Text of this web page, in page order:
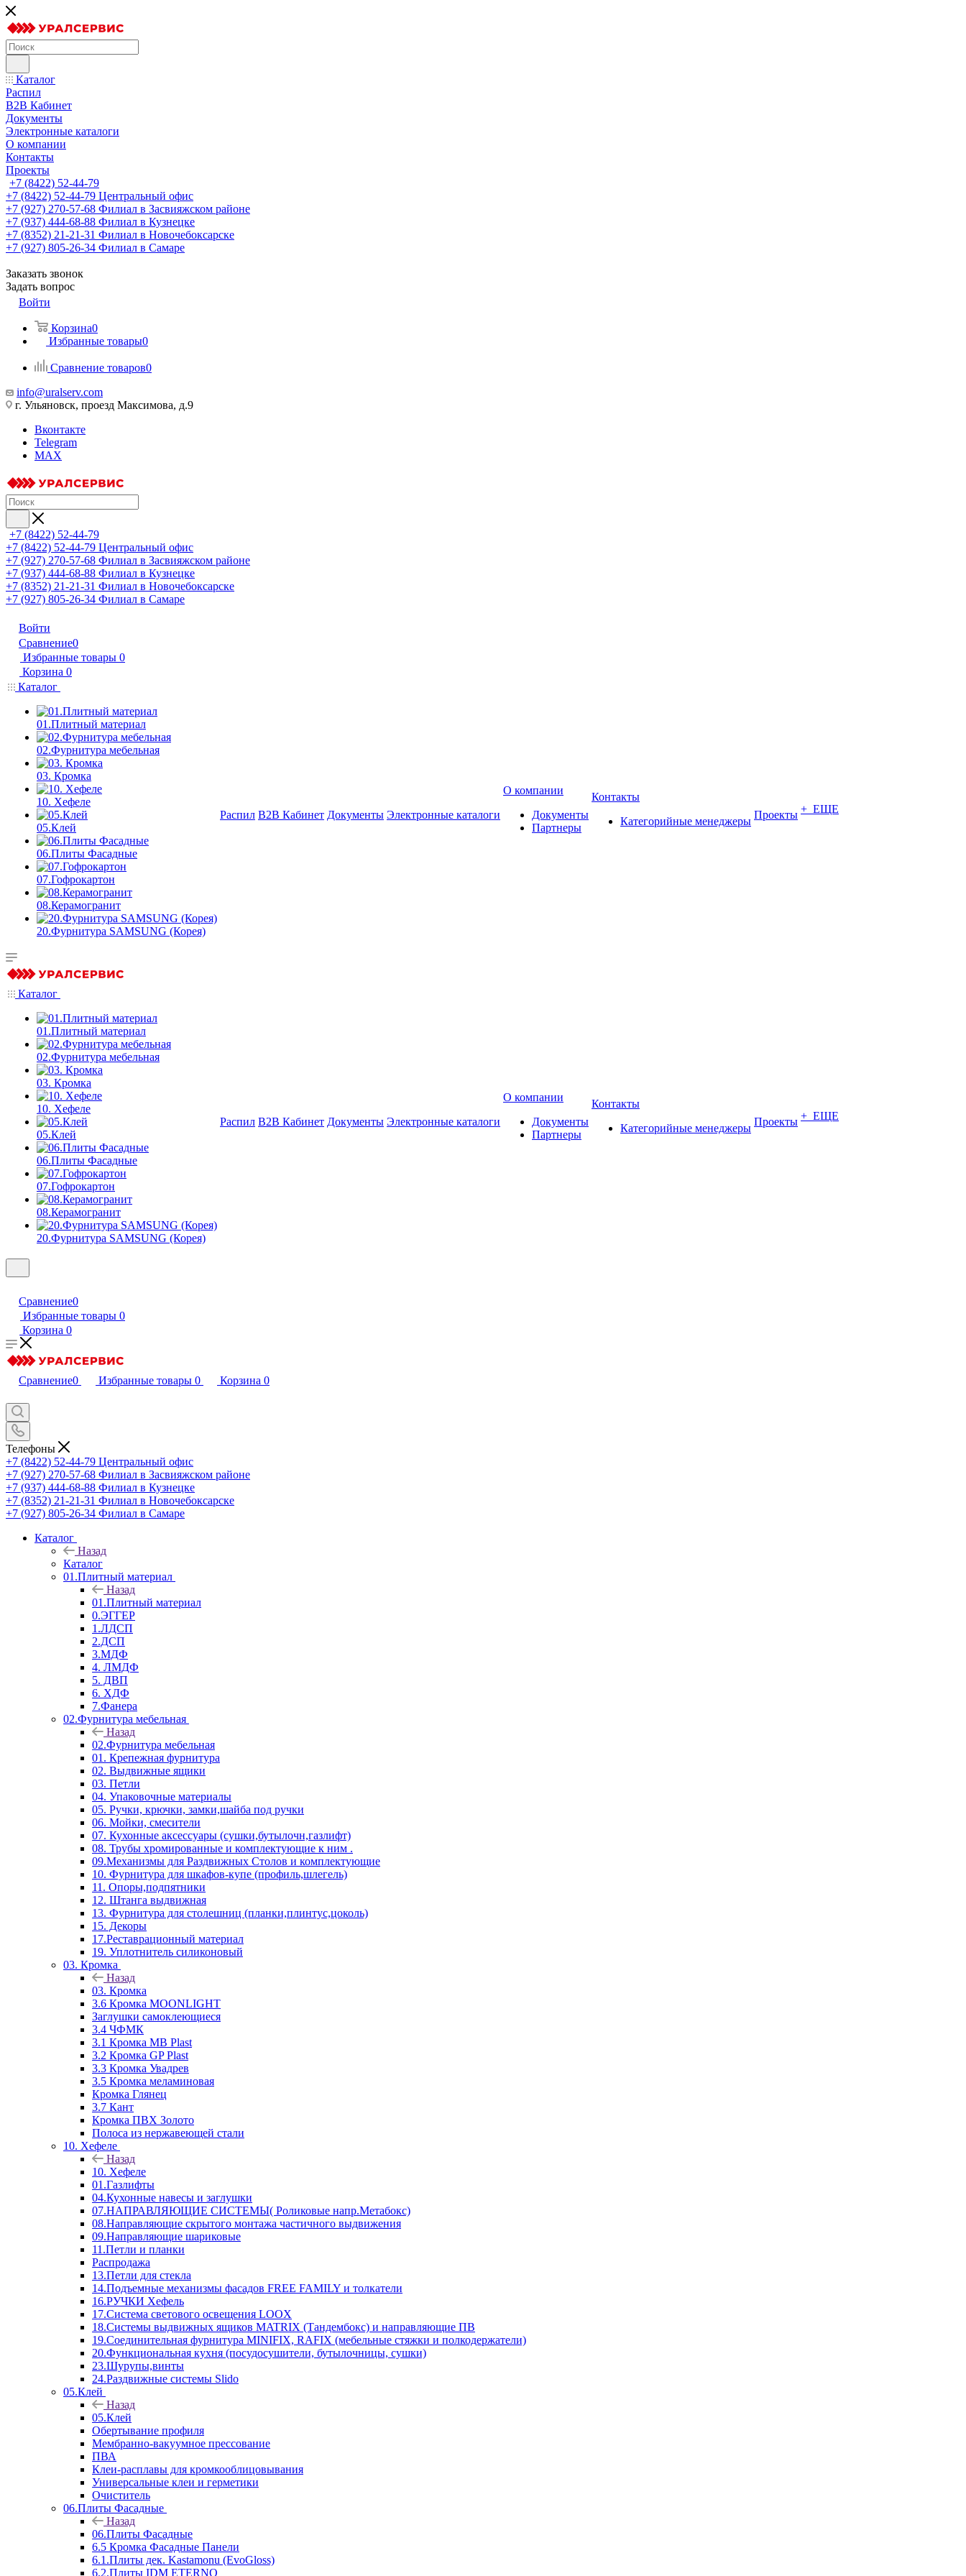
Каталог
Распил
B2B Кабинет
Документы
Электронные каталоги
О компании
Контакты
Проекты
+7 (8422) 52-44-79
+7 (8422) 52-44-79 Центральный офис
+7 (927) 270-57-68 Филиал в Засвияжском районе
+7 (937) 444-68-88 Филиал в Кузнецке
+7 (8352) 21-21-31 Филиал в Новочебоксарске
+7 (927) 805-26-34 Филиал в Самаре
Заказать звонок
Задать вопрос
Войти
Корзина0
Избранные товары0
Сравнение товаров0
info@uralserv.com
г. Ульяновск, проезд Максимова, д.9
Вконтакте
Telegram
MAX
+7 (8422) 52-44-79
+7 (8422) 52-44-79 Центральный офис
+7 (927) 270-57-68 Филиал в Засвияжском районе
+7 (937) 444-68-88 Филиал в Кузнецке
+7 (8352) 21-21-31 Филиал в Новочебоксарске
+7 (927) 805-26-34 Филиал в Самаре
Войти
Сравнение0
Избранные товары 0
Корзина 0
Каталог
01.Плитный материал
02.Фурнитура мебельная
03. Кромка
10. Хефеле
05.Клей
06.Плиты Фасадные
07.Гофрокартон
08.Керамогранит
20.Фурнитура SAMSUNG (Корея)
Распил B2B Кабинет Документы Электронные каталоги
О компании
Документы
Партнеры
Контакты
Категорийные менеджеры
Проекты + ЕЩЕ
Каталог
01.Плитный материал
02.Фурнитура мебельная
03. Кромка
10. Хефеле
05.Клей
06.Плиты Фасадные
07.Гофрокартон
08.Керамогранит
20.Фурнитура SAMSUNG (Корея)
Распил B2B Кабинет Документы Электронные каталоги
О компании
Документы
Партнеры
Контакты
Категорийные менеджеры
Проекты + ЕЩЕ
Сравнение0
Избранные товары 0
Корзина 0
Сравнение0 Избранные товары 0 Корзина 0
Телефоны
+7 (8422) 52-44-79 Центральный офис
+7 (927) 270-57-68 Филиал в Засвияжском районе
+7 (937) 444-68-88 Филиал в Кузнецке
+7 (8352) 21-21-31 Филиал в Новочебоксарске
+7 (927) 805-26-34 Филиал в Самаре
Каталог
Назад
Каталог
01.Плитный материал
Назад
01.Плитный материал
0.ЭГГЕР
1.ЛДСП
2.ДСП
3.МДФ
4. ЛМДФ
5. ДВП
6. ХДФ
7.Фанера
02.Фурнитура мебельная
Назад
02.Фурнитура мебельная
01. Крепежная фурнитура
02. Выдвижные ящики
03. Петли
04. Упаковочные материалы
05. Ручки, крючки, замки,шайба под ручки
06. Мойки, смесители
07. Кухонные аксессуары (сушки,бутылочн,газлифт)
08. Трубы хромированные и комплектующие к ним .
09.Механизмы для Раздвижных Столов и комплектующие
10. Фурнитура для шкафов-купе (профиль,шлегель)
11. Опоры,подпятники
12. Штанга выдвижная
13. Фурнитура для столешниц (планки,плинтус,цоколь)
15. Декоры
17.Реставрационный материал
19. Уплотнитель силиконовый
03. Кромка
Назад
03. Кромка
3.6 Кромка MOONLIGHT
Заглушки самоклеющиеся
3.4 ЧФМК
3.1 Кромка MB Plast
3.2 Кромка GP Plast
3.3 Кромка Увадрев
3.5 Кромка меламиновая
Кромка Глянец
3.7 Кант
Кромка ПВХ Золото
Полоса из нержавеющей стали
10. Хефеле
Назад
10. Хефеле
01.Газлифты
04.Кухонные навесы и заглушки
07.НАПРАВЛЯЮЩИЕ СИСТЕМЫ( Роликовые напр.Метабокс)
08.Направляющие скрытого монтажа частичного выдвижения
09.Направляющие шариковые
11.Петли и планки
Распродажа
13.Петли для стекла
14.Подъемные механизмы фасадов FREE FAMILY и толкатели
16.РУЧКИ Хефель
17.Система светового освещения LOOX
18.Системы выдвижных ящиков MATRIX (Тандембокс) и направляющие ПВ
19.Соединительная фурнитура MINIFIX, RAFIX (мебельные стяжки и полкодержатели)
20.Функциональная кухня (посудосушители, бутылочницы, сушки)
23.Шурупы,винты
24.Раздвижные системы Slido
05.Клей
Назад
05.Клей
Обертывание профиля
Мембранно-вакуумное прессование
ПВА
Клеи-расплавы для кромкооблицовывания
Универсальные клеи и герметики
Очиститель
06.Плиты Фасадные
Назад
06.Плиты Фасадные
6.5 Кромка Фасадные Панели
6.1.Плиты дек. Kastamonu (EvoGloss)
6.2.Плиты IDM ETERNO